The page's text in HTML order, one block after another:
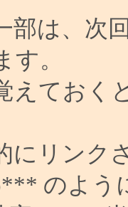
部は、次
す。
えておく
にリンク
のよう